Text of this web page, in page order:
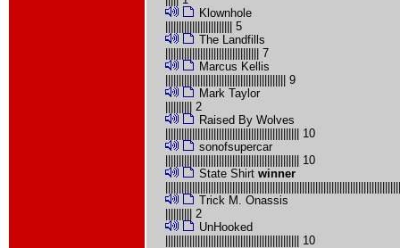
Klownhole
||||||||||||||||||||||||| 5
The Landfills
||||||||||||||||||||||||||||||||||| 7
Marcus Kellis
||||||||||||||||||||||||||||||||||||||||||||| 9
Mark Taylor
|||||||||| 2
Raised By Wolves
|||||||||||||||||||||||||||||||||||||||||||||||||| 10
sonofsupercar
|||||||||||||||||||||||||||||||||||||||||||||||||| 10
State Shirt winner
Trick M. Onassis
|||||||||| 2
UnHooked
|||||||||||||||||||||||||||||||||||||||||||||||||| 10